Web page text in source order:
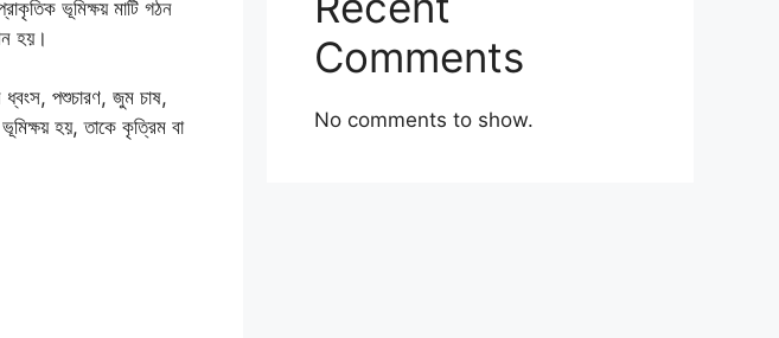
ভূমিক্ষয় মাটি গঠন
হয়।
ধ্বংস, পশুচারণ, জুম চাষ,
হয়, তাকে কৃত্রিম বা
Comments
No comments to show.